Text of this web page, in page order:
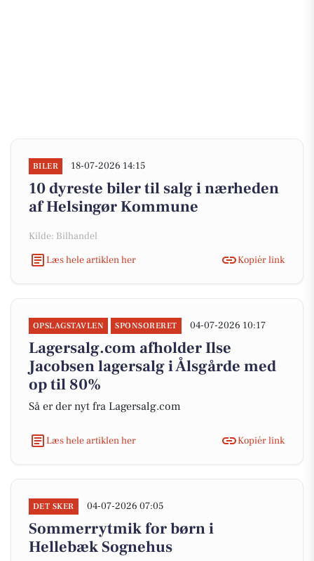
BILER 18-07-2026 14:15
10 dyreste biler til salg i nærheden
af Helsingør Kommune
Kilde: Bilhandel
Læs hele artiklen her
Kopiér link
OPSLAGSTAVLEN SPONSORERET 04-07-2026 10:17
Lagersalg.com afholder Ilse
Jacobsen lagersalg i Ålsgårde med
op til 80%
Så er der nyt fra Lagersalg.com
Læs hele artiklen her Kopiér link
DET SKER 04-07-2026 07:05
Sommerrytmik for børn i
Hellebæk Sognehus